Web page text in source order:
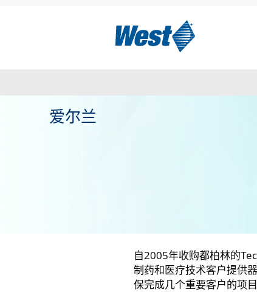
爱尔兰
自2005年收购都柏林的
制药和医疗技术客户提供
保完成几个重要客户的项目